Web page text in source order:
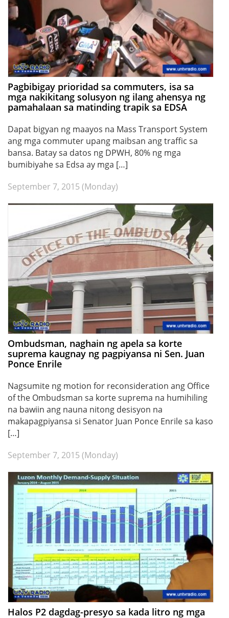
Pagbibigay prioridad sa commuters, isa sa
mga nakikitang solusyon ng ilang ahensya ng
pamahalaan sa matinding trapik sa EDSA
Dapat bigyan ng maayos na Mass Transport System
ang mga commuter upang maibsan ang traffic sa
bansa. Batay sa datos ng DPWH, 80% ng mga
bumibiyahe sa Edsa ay mga […]
September 7, 2015 (Monday)
Ombudsman, naghain ng apela sa korte
suprema kaugnay ng pagpiyansa ni Sen. Juan
Ponce Enrile
Nagsumite ng motion for reconsideration ang Office
of the Ombudsman sa korte suprema na humihiling
na bawiin ang nauna nitong desisyon na
makapagpiyansa si Senator Juan Ponce Enrile sa kaso
[…]
September 7, 2015 (Monday)
Halos P2 dagdag-presyo sa kada litro ng mga